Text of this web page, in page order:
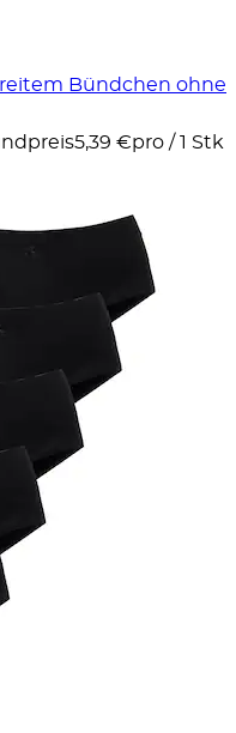
Bündchen ohne
5,39 €pro / 1 Stk